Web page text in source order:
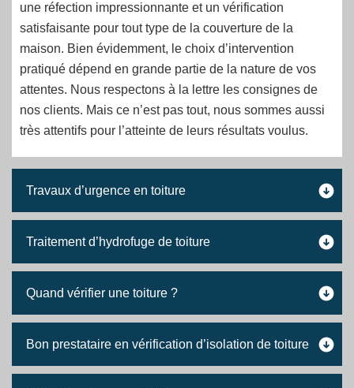
une réfection impressionnante et un vérification
satisfaisante pour tout type de la couverture de la
maison. Bien évidemment, le choix d’intervention
pratiqué dépend en grande partie de la nature de vos
attentes. Nous respectons à la lettre les consignes de
nos clients. Mais ce n’est pas tout, nous sommes aussi
très attentifs pour l’atteinte de leurs résultats voulus.
Travaux d’urgence en toiture
Traitement d’hydrofuge de toiture
Quand vérifier une toiture ?
Bon prestataire en vérification d’isolation de toiture